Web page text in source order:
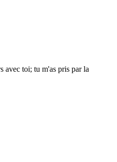
avec toi; tu m'as pris par la